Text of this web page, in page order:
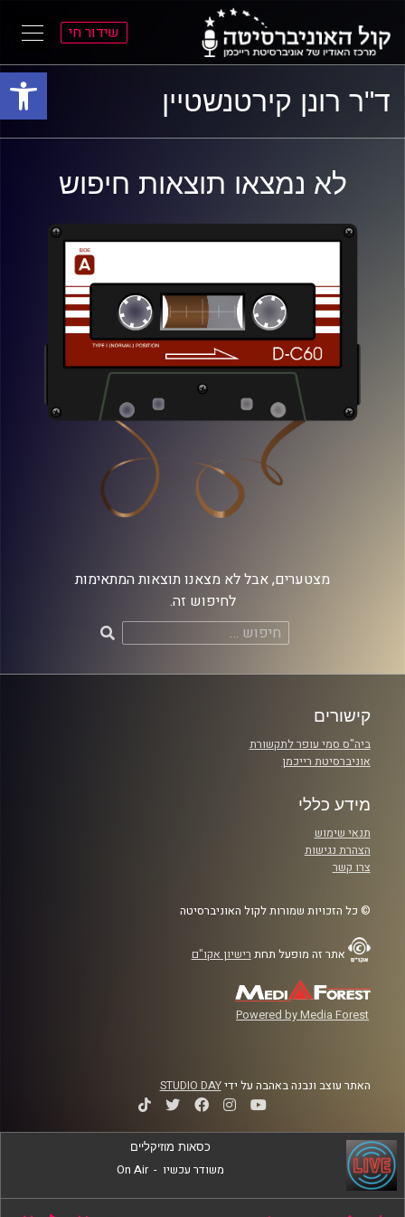
פתח
התפריט
הראשי
התוכן
הראשי
שידור חי
ד"ר רונן קירטנשטיין
לא נמצאו תוצאות חיפוש
מצטערים, אבל לא מצאנו תוצאות המתאימות
לחיפוש זה.
חיפוש:
קישורים
ביה"ס סמי עופר לתקשורת
אוניברסיטת רייכמן
מידע כללי
תנאי שימוש
הצהרת נגישות
צרו קשר
© כל הזכויות שמורות לקול האוניברסיטה
אתר זה מופעל תחת רישיון אקו"ם
Powered by Media Forest
האתר עוצב ונבנה באהבה על ידיSTUDIO DAY
כסאות מוזיקליים
משודר עכשיו -
On Air